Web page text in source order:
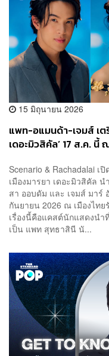
15 มิถุนายน 2026
แพท-อแมนด้า-เจมส์ เต
เดอะมิวสิคัล’ 17 ส.ค. นี้
Scenario & Rachadalai เ
เมืองมารยา เดอะมิวสิคัล
สา ออบดัม และ เจมส์ มาร์
กันยายน 2026 ณ เมืองไท
เรื่องนี้คือแคสต์นักแสดงนำ
เป็น แพท สุทธาสินี นั...